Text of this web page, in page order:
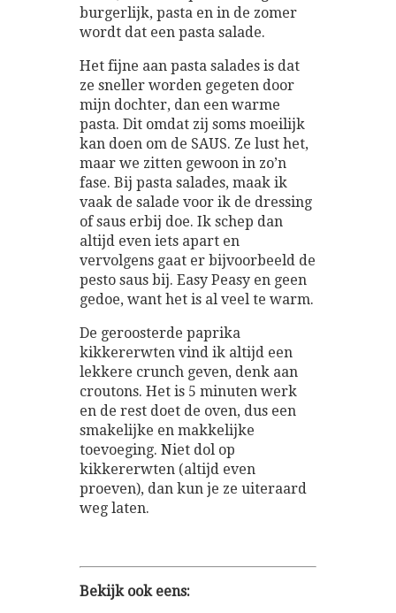
burgerlijk, pasta en in de zomer
wordt dat een pasta salade.
Het fijne aan pasta salades is dat
ze sneller worden gegeten door
mijn dochter, dan een warme
pasta. Dit omdat zij soms moeilijk
kan doen om de SAUS. Ze lust het,
maar we zitten gewoon in zo’n
fase. Bij pasta salades, maak ik
vaak de salade voor ik de dressing
of saus erbij doe. Ik schep dan
altijd even iets apart en
vervolgens gaat er bijvoorbeeld de
pesto saus bij. Easy Peasy en geen
gedoe, want het is al veel te warm.
De geroosterde paprika
kikkererwten vind ik altijd een
lekkere crunch geven, denk aan
croutons. Het is 5 minuten werk
en de rest doet de oven, dus een
smakelijke en makkelijke
toevoeging. Niet dol op
kikkererwten (altijd even
proeven), dan kun je ze uiteraard
weg laten.
Bekijk ook eens: